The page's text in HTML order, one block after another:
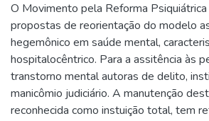
O Movimento pela Reforma
propostas de reorientação do modelo
hegemônico em saúde mental,
hospitalocêntrico. Para a assitência às
transtorno mental autoras de delito,
manicômio judiciário. A manutenção
reconhecida como instuição total, tem